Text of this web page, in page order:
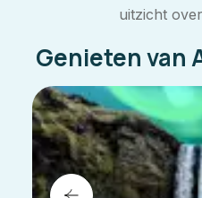
uitzicht
Genieten van